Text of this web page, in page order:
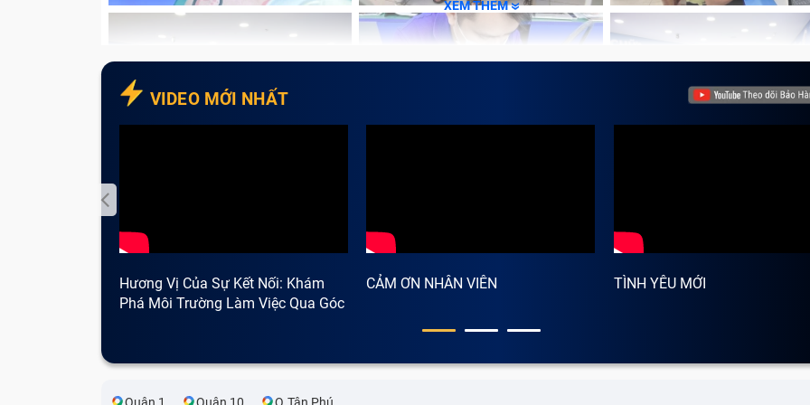
Lỗi bàn phím laptop bị loạn chữ:Lỗi này người dùng laptop gặp khá nhiều, biểu hiện ở việc
laptop bị hiện chữ “dđ” khi gõ chữ “d” hoặc khi nhập các tổ hợp phím Shift + 3 trên Word lại ra ký tự
XEM THÊM
VIDEO MỚI NHẤT
Hương Vị Của Sự Kết Nối: Khám
Phá Môi Trường Làm Việc Qua Góc
CẢM ƠN NHÂN VIÊN TÌNH YÊU MỚI
Quận 1 Quận 10 Q.Tân Phú